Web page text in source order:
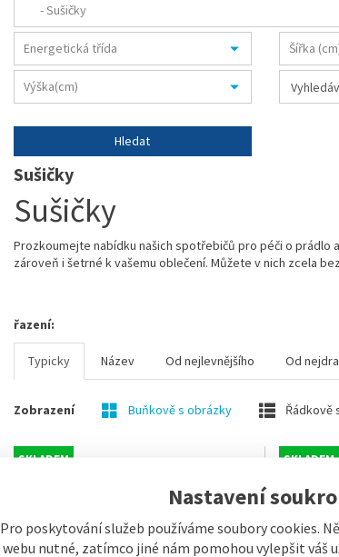
Nastavení
Pro poskytování služeb používáme soubory cookies.
webu nutné, zatímco jiné nám pomohou vylepšit váš
Sušičky
Sušičky
Prozkoumejte nabídku našich spotřebičů pro péči o prádlo
zároveň i šetrné k vašemu oblečení. Můžete v nich zcela
řazení:
Typicky Název Od nejlevnějšího Od
Zobrazení Buňkově s obrázky Řádkově
SKLADEM SKLADEM